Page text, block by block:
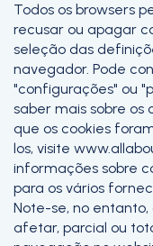
Todos os browsers
recusar ou apagar
seleção das
navegador. Pode
"configurações" ou
saber mais sobre os
que os cookies
los, visite
informações sobre
para os vários
Note-se, no
afetar, parcial ou